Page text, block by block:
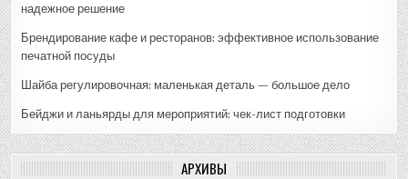
надежное решение
Брендирование кафе и ресторанов: эффективное использование
печатной посуды
Шайба регулировочная: маленькая деталь — большое дело
Бейджи и ланьярды для мероприятий: чек-лист подготовки
АРХИВЫ